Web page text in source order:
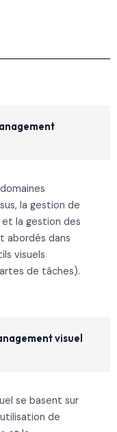
la gestion de
la gestion des
abordés dans
visuels
de tâches).
visuel
se basent sur
de